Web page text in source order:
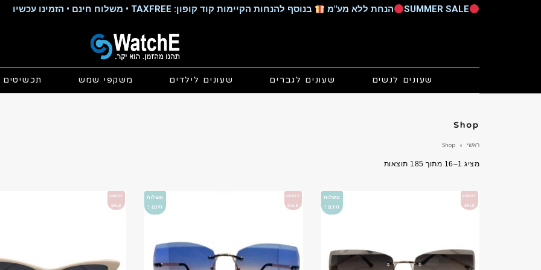
SUMMER SALE הנחת ללא מע"מ בנוסף להנחות הקיימות קוד קופון: TAXFREE • משלוח חינם • הזמינו עכשיו
שעונים לנשים שעונים לגברים שעונים לילדים משקפי שמש תכשיטים
Shop
ראשי »
Shop
מציג 1–16 מתוך 185 תוצאות
ממוין
CRAZY
SALE
משלוח
חינם !
CRAZY
SALE
משלוח
חינם !
CRAZY
SALE